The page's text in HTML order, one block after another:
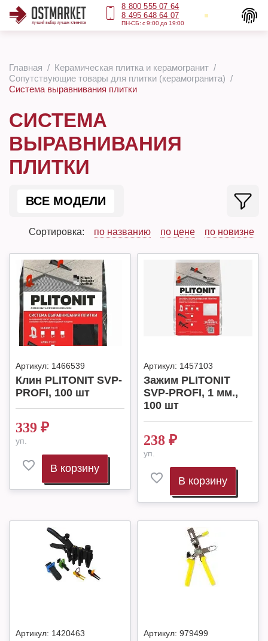
8 800 555 07 64
8 495 648 64 07
ПН-СБ: с 9:00 до 19:00
Главная
Керамическая плитка и керамогранит
Сопутствующие товары для плитки (керамогранита)
Система выравнивания плитки
СИСТЕМА
ВЫРАВНИВАНИЯ
ПЛИТКИ
ВСЕ МОДЕЛИ
Сортировка: по названию по цене по новизне
Артикул: 1466539
Клин PLITONIT SVP-
PROFI, 100 шт
339 ₽
уп.
В корзину
Артикул: 1457103
Зажим PLITONIT
SVP-PROFI, 1 мм.,
100 шт
238 ₽
уп.
В корзину
Артикул: 1420463 Артикул: 979499